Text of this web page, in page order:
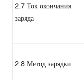
2.7 Ток окончания
заряда
2.8 Метод зарядки